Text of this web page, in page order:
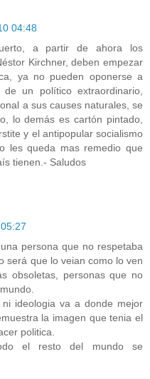
04:48
a partir de ahora los
Kirchner, deben empezar
ya no pueden oponerse a
un político extraordinario,
a sus causes naturales, se
lo demás es cartón pintado,
y el antipopular socialismo
les queda mas remedio que
tienen.- Saludos
persona que no respetaba
será que lo veian como lo ven
obsoletas, personas que no
ideologia va a donde mejor
la imagen que tenia el
politica.
el resto del mundo se